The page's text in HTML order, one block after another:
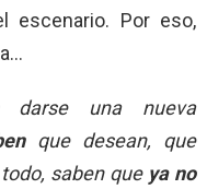
escenario. Por eso,
una nueva
que desean, que
saben que ya no